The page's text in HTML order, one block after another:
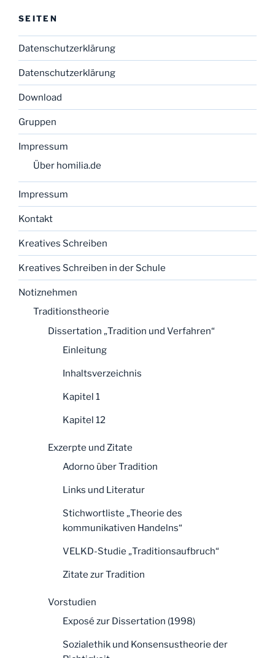
SEITEN
Datenschutzerklärung
Datenschutzerklärung
Download
Gruppen
Impressum
Über homilia.de
Impressum
Kontakt
Kreatives Schreiben
Kreatives Schreiben in der Schule
Notiznehmen
Traditionstheorie
Dissertation „Tradition und Verfahren“
Einleitung
Inhaltsverzeichnis
Kapitel 1
Kapitel 12
Exzerpte und Zitate
Adorno über Tradition
Links und Literatur
Stichwortliste „Theorie des
kommunikativen Handelns“
VELKD-Studie „Traditionsaufbruch“
Zitate zur Tradition
Vorstudien
Exposé zur Dissertation (1998)
Sozialethik und Konsensustheorie der